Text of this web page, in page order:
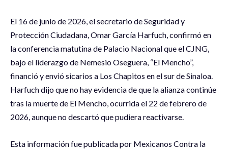
El 16 de junio de 2026, el secretario de Seguridad y
Protección Ciudadana, Omar García Harfuch, confirmó en
la conferencia matutina de Palacio Nacional que el CJNG,
bajo el liderazgo de Nemesio Oseguera, “El Mencho”,
financió y envió sicarios a Los Chapitos en el sur de Sinaloa.
Harfuch dijo que no hay evidencia de que la alianza continúe
tras la muerte de El Mencho, ocurrida el 22 de febrero de
2026, aunque no descartó que pudiera reactivarse.
Esta información fue publicada por Mexicanos Contra la